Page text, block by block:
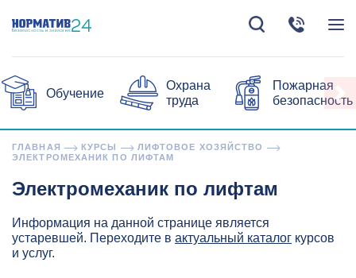
Обучение
Охрана
труда
Пожарная
безопасность
ГЛАВНАЯ КУРСЫ
ЛИФТОВОЕ ХОЗЯЙСТВО
ЭЛЕКТРОМЕХАНИК ПО ЛИФТАМ
Электромеханик по лифтам
Информация на данной странице является
устаревшей. Переходите в актуальный каталог курсов
и услуг.